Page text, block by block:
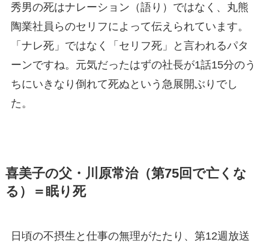
秀男の死はナレーション（語り）ではなく、丸熊
陶業社員らのセリフによって伝えられています。
「ナレ死」ではなく「セリフ死」と言われるパタ
ーンですね。元気だったはずの社長が1話15分のう
ちにいきなり倒れて死ぬという急展開ぶりでし
た。
喜美子の父・川原常治（第75回で亡くな
る）＝眠り死
日頃の不摂生と仕事の無理がたたり、第12週放送